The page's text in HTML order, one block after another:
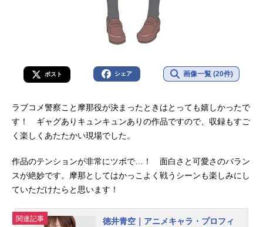
ポスト シェア 画像一覧 (20件)
ラブコメ警察こと摩那役が決まったときはとっても嬉しかったで
す！ ギャグありキュンキュンありの作品ですので、収録もすご
く楽しくあたたかい現場でした。
作品のテンションが非常にツボで…！ 面白さと可愛さのバラン
スが絶妙です。摩那としてはかっこよく戦うシーンも楽しみにし
ていただけたらと思います！
関連記事
徳井青空｜アニメキャラ・プロフィ